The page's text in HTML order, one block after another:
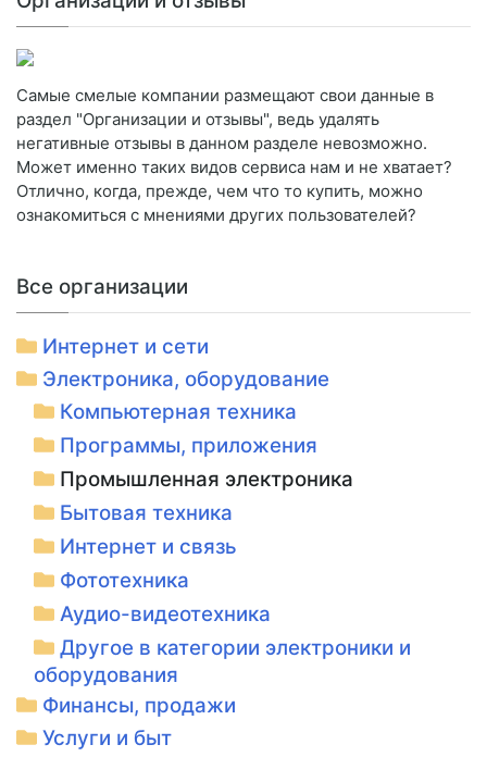
Самые смелые компании размещают свои данные в
раздел "Организации и отзывы", ведь удалять
негативные отзывы в данном разделе невозможно.
Может именно таких видов сервиса нам и не хватает?
Отлично, когда, прежде, чем что то купить, можно
ознакомиться с мнениями других пользователей?
Все организации
Интернет и сети
Электроника, оборудование
Компьютерная техника
Программы, приложения
Промышленная электроника
Бытовая техника
Интернет и связь
Фототехника
Аудио-видеотехника
Другое в категории электроники и
оборудования
Финансы, продажи
Услуги и быт